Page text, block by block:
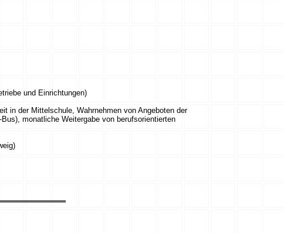
und Einrichtungen)
in der Mittelschule, Wahrnehmen von Angeboten der
monatliche Weitergabe von berufsorientierten